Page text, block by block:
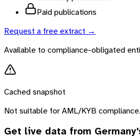
Paid publications
Request a free extract →
Available to compliance-obligated
Cached snapshot
Not suitable for AML/KYB compliance.
Get live data from Germany